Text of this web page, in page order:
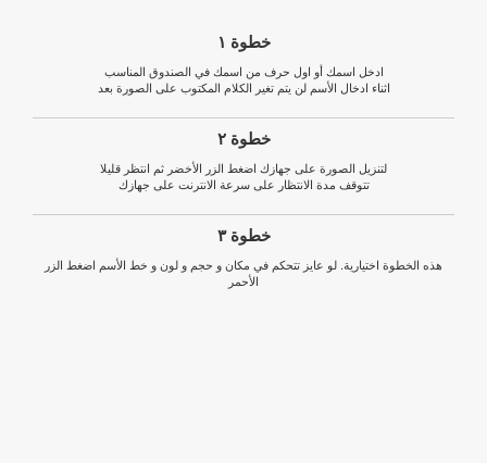
خطوة ١
ادخل اسمك أو اول حرف من اسمك في الصندوق المناسب
اثناء ادخال الأسم لن يتم تغير الكلام المكتوب على الصورة بعد
خطوة ٢
لتنزيل الصورة على جهازك اضغط الزر الأخضر ثم انتظر قليلا
تتوقف مدة الانتظار على سرعة الانترنت على جهازك
خطوة ٣
هذه الخطوة اختيارية. لو عايز تتحكم في مكان و حجم و لون و خط الأسم اضغط الزر
الأحمر